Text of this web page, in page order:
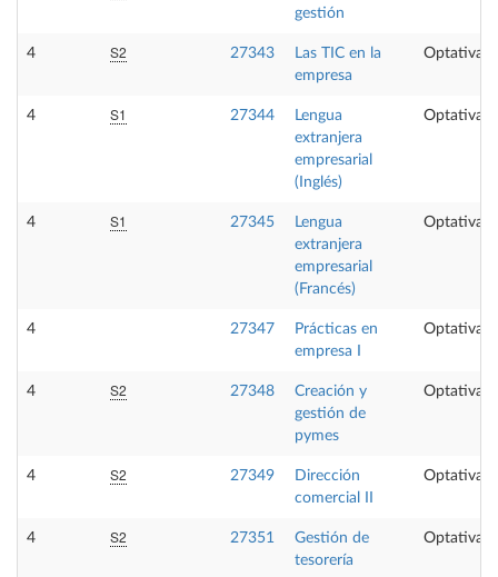
gestión
4 S2 27343
Las TIC en la
empresa
Optativa
4 S1 27344
Lengua
extranjera
empresarial
(Inglés)
Optativa
4 S1 27345
Lengua
extranjera
empresarial
(Francés)
Optativa
4 27347
Prácticas en
empresa I
Optativa
4 S2 27348
Creación y
gestión de
pymes
Optativa
4 S2 27349
Dirección
comercial II
Optativa
4 S2 27351
Gestión de
tesorería
Optativa